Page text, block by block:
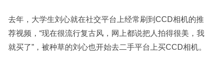
去年，大学生刘心就在社交平台上经常刷到CCD相机的推
荐视频，“现在很流行复古风，网上都说把人拍得很美，我
就买了”，被种草的刘心也开始去二手平台上买CCD相机。